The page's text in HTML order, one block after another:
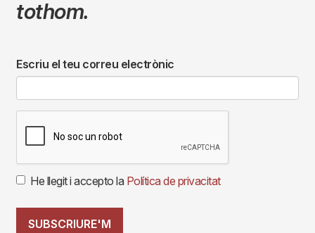
tothom.
Escriu el teu correu electrònic
He llegit i accepto la Política de privacitat
SUBSCRIURE'M